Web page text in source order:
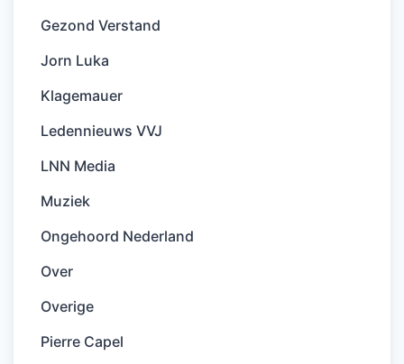
Gezond Verstand
Jorn Luka
Klagemauer
Ledennieuws VVJ
LNN Media
Muziek
Ongehoord Nederland
Over
Overige
Pierre Capel